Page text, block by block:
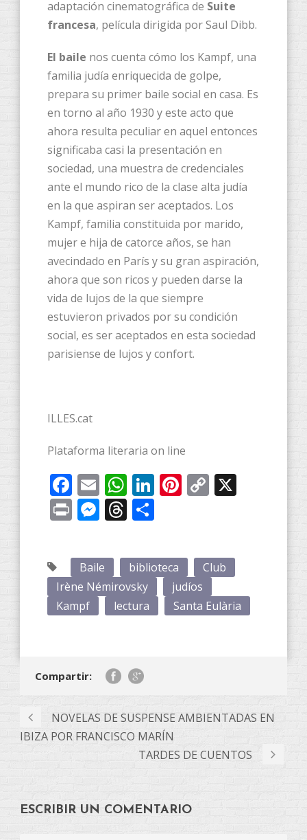
adaptación cinematográfica de Suite
francesa, película dirigida por Saul Dibb.
El baile nos cuenta cómo los Kampf, una
familia judía enriquecida de golpe,
prepara su primer baile social en casa. Es
en torno al año 1930 y este acto que
ahora resulta peculiar en aquel entonces
significaba casi la presentación en
sociedad, una muestra de credenciales
ante el mundo rico de la clase alta judía
en la que aspiran ser aceptados. Los
Kampf, familia constituida por marido,
mujer e hija de catorce años, se han
avecindado en París y su gran aspiración,
ahora que son ricos y pueden darse la
vida de lujos de la que siempre
estuvieron privados por su condición
social, es ser aceptados en esta sociedad
parisiense de lujos y confort.
ILLES.cat
Plataforma literaria on line
Facebook
EmailWhatsApp
LinkedIn
Pinterest
Copy
PrintMessenger
Threads
Baile biblioteca
Club
Irène Némirovsky
judíos
Kampf
lectura Santa Eulària
Compartir:
NOVELAS DE SUSPENSE AMBIENTADAS EN
IBIZA POR FRANCISCO MARÍN
TARDES DE CUENTOS
ESCRIBIR UN COMENTARIO